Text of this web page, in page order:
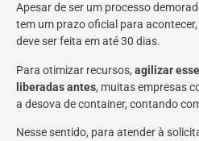
Apesar de ser um processo
tem um prazo oficial para
deve ser feita em até 30 dias.
Para otimizar recursos, agilizar
liberadas antes, muitas empresas
a desova de container, contando
Nesse sentido, para atender à